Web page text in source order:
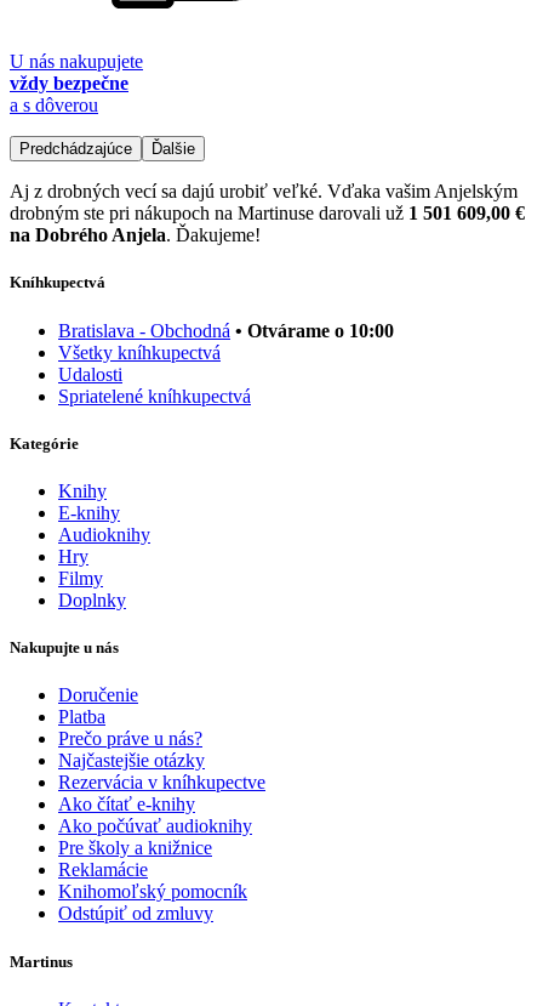
U nás nakupujete
vždy bezpečne
a s dôverou
Predchádzajúce Ďalšie
Aj z drobných vecí sa dajú urobiť veľké. Vďaka vašim Anjelským
drobným ste pri nákupoch na Martinuse darovali už 1 501 609,00 €
na Dobrého Anjela. Ďakujeme!
Kníhkupectvá
Bratislava - Obchodná • Otvárame o 10:00
Všetky kníhkupectvá
Udalosti
Spriatelené kníhkupectvá
Kategórie
Knihy
E-knihy
Audioknihy
Hry
Filmy
Doplnky
Nakupujte u nás
Doručenie
Platba
Prečo práve u nás?
Najčastejšie otázky
Rezervácia v kníhkupectve
Ako čítať e-knihy
Ako počúvať audioknihy
Pre školy a knižnice
Reklamácie
Knihomoľský pomocník
Odstúpiť od zmluvy
Martinus